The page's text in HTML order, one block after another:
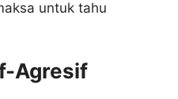
untuk tahu
Agresif